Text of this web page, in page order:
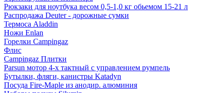
Рюкзаки для ноутбука весом 0,5-1,0 кг обьемом 15-21 л
Распродажа Deuter - дорожные сумки
Термоса Aladdin
Ножи Enlan
Горелки Campingaz
Флис
Campingaz Плитки
Parsun мотор 4-х тактный с управлением румпель
Бутылки, фляги, канистры Katadyn
Посуда Fire-Maple из анодир. алюминия